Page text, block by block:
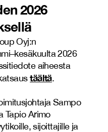
2026
Oyj:n
2026
aiheesta
täältä.
Sampo
Tapio Arimo
sijoittajille ja